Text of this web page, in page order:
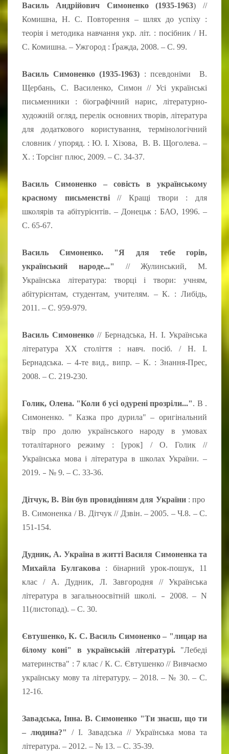
Василь Андрійович Симоненко (1935-1963) //
Комишна, Н. С. Повторення – шлях до успіху :
теорія і методика навчання укр. літ. : посібник / Н.
С. Комишна. – Ужгород : Ґражда, 2008. – С. 99.
Василь Симоненко (1935-1963) : псевдоніми В.
Щербань, С. Василенко, Симон // Усі українські
письменники : біографічний нарис, літературно-
художній огляд, перелік основних творів, література
для додаткового користування, термінологічний
словник / упоряд. : Ю. І. Хізова, В. В. Щоголева. –
Х. : Торсінг плюс, 2009. – С. 34-37.
Василь Симоненко – совість в українському
красному письменстві// Кращі твори : для
школярів та абітурієнтів. – Донецьк : БАО, 1996. –
С. 65-67.
Василь Симоненко. "Я для тебе горів,
український народе..."
// Жулинський, М.
Українська література: творці і твори: учням,
абітурієнтам, студентам, учителям. – К. : Либідь,
2011. – С. 959-979.
Василь Симоненко// Бернадська, Н. І. Українська
література ХХ століття : навч. посіб. / Н. І.
Бернадська. – 4-те вид., випр. – К. : Знання-Прес,
2008. – С. 219-230.
Голик, Олена. "Коли б усі одурені прозріли...". В .
Симоненко. " Казка про дурила" – оригінальний
твір про долю українського народу в умовах
тоталітарного режиму : [урок] / О. Голик //
Українська мова і література в школах України. –
2019. – № 9. – С. 33-36.
Дітчук, В. Він був провидінням для України: про
В. Симоненка / В. Дітчук // Дзвін. – 2005. – Ч.8. – С.
151-154.
Дудник, А. Україна в житті Василя Симоненка та
Михайла Булгакова : бінарний урок-пошук, 11
клас / А. Дудник, Л. Завгородня // Українська
література в загальноосвітній школі. –
2008. – N
11(листопад). – С. 30.
Євтушенко, К. С. Василь Симоненко – "лицар на
білому коні" в українській літературі. "Лебеді
материнства" : 7 клас / К. С. Євтушенко // Вивчаємо
українську мову та літературу. – 2018. – № 30. – С.
12-16.
Завадська, Інна. В. Симоненко "Ти знаєш, що ти
– людина?"
/ І. Завадська // Українська мова та
література. – 2012. – № 13. – С. 35-39.